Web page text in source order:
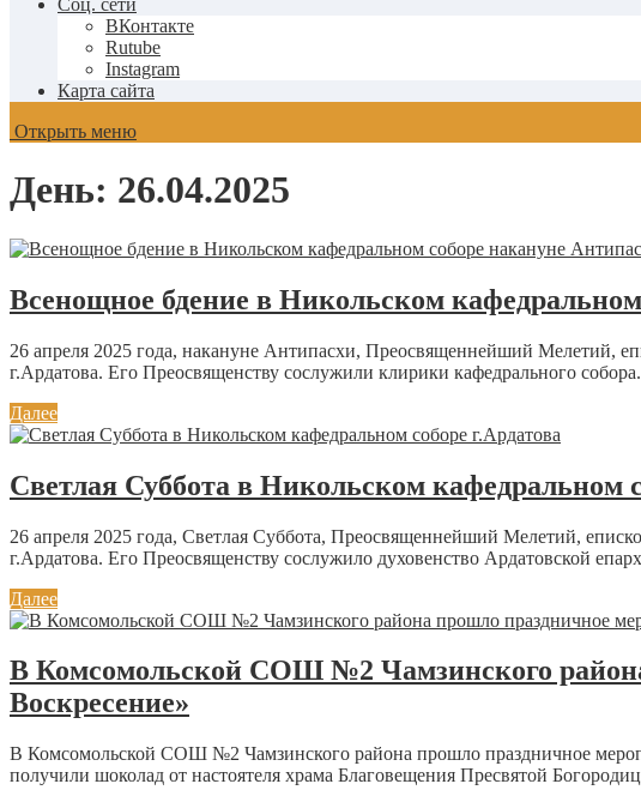
Соц. сети
ВКонтакте
Rutube
Instagram
Карта сайта
Открыть меню
День: 26.04.2025
Всенощное бдение в Никольском
26 апреля 2025 года, накануне Антипасхи, Преосвященнейший Мелетий,
г.Ардатова. Его Преосвященству сослужили клирики кафедрального
Далее
Светлая Суббота в Никольском кафедральном
26 апреля 2025 года, Светлая Суббота, Преосвященнейший Мелетий,
г.Ардатова. Его Преосвященству сослужило духовенство Ардатовской
Далее
В Комсомольской СОШ №2 Чамзинского
Воскресение»
В Комсомольской СОШ №2 Чамзинского района прошло праздничное
получили шоколад от настоятеля храма Благовещения Пресвятой